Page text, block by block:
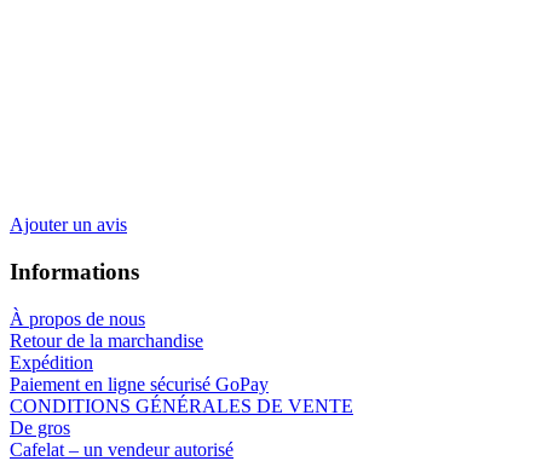
Ajouter un avis
Informations
À propos de nous
Retour de la marchandise
Expédition
Paiement en ligne sécurisé GoPay
CONDITIONS GÉNÉRALES DE VENTE
De gros
Cafelat – un vendeur autorisé